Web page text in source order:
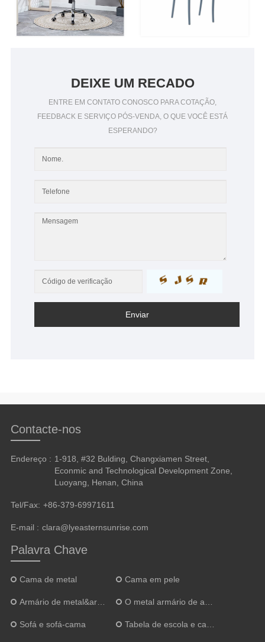
DEIXE UM RECADO
ENTRE EM CONTATO CONOSCO PARA COTAÇÃO,
FEEDBACK E SERVIÇO PÓS-VENDA, O QUE VOCÊ ESTÁ
ESPERANDO?
Enviar
Contacte-nos
Endereço : 1-918, #32 Bulding, Changxiamen Street,
Econmic and Technological Development Zone,
Luoyang, Henan, China
Tel/Fax: +86-379-69971611
E-mail : clara@lyeasternsunrise.com
Palavra Chave
Cama de metal Cama em pele
Armário de metal&armário O metal armário de arquivos
Sofá e sofá-cama Tabela de escola e cadeira